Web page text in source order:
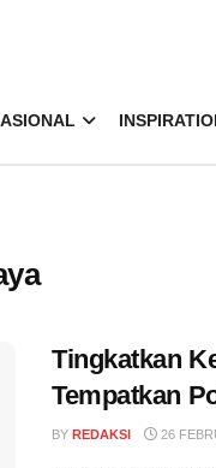
Tingkatkan
Tempatkan
BY REDAKSI 26